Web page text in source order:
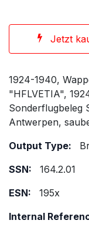
Jetzt
1924-1940,
"HFLVETIA",
Sonderflugbeleg
Antwerpen,
Output Type:
SSN:
164.2.01
ESN:
195x
Internal